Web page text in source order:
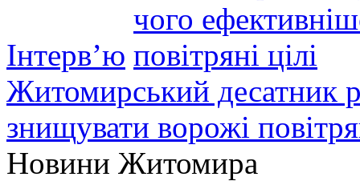
Інтерв’ю
Житомирський десатник
знищувати ворожі
Новини Житомира